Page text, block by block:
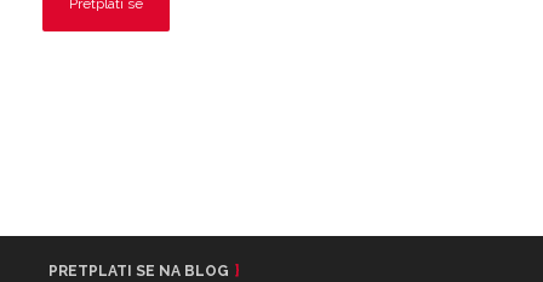
PRETPLATI SE NA BLOG